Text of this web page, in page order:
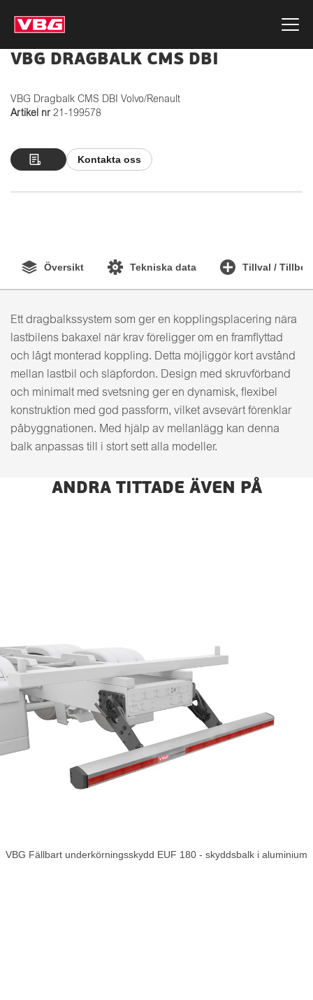
VBG DRAGBALK CMS DBI
VBG Dragbalk CMS DBI Volvo/Renault
Artikel nr 21-199578
Kontakta oss
Översikt Tekniska data Tillval /
Ett dragbalkssystem som ger en kopplingsplacering nära
lastbilens bakaxel när krav föreligger om en framflyttad
och lågt monterad koppling. Detta möjliggör kort avstånd
mellan lastbil och släpfordon. Design med skruvförband
och minimalt med svetsning ger en dynamisk, flexibel
konstruktion med god passform, vilket avsevärt förenklar
påbyggnationen. Med hjälp av mellanlägg kan denna
balk anpassas till i stort sett alla modeller.
ANDRA TITTADE ÄVEN PÅ
VBG Fällbart underkörningsskydd EUF 180 - skyddsbalk i aluminium